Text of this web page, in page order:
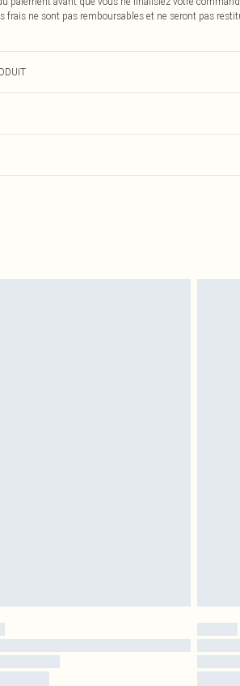
frais ne sont pas remboursables et ne seront pas
pas rembourser les masques tendance, les
Les articles pour la maison, y compris le linge de